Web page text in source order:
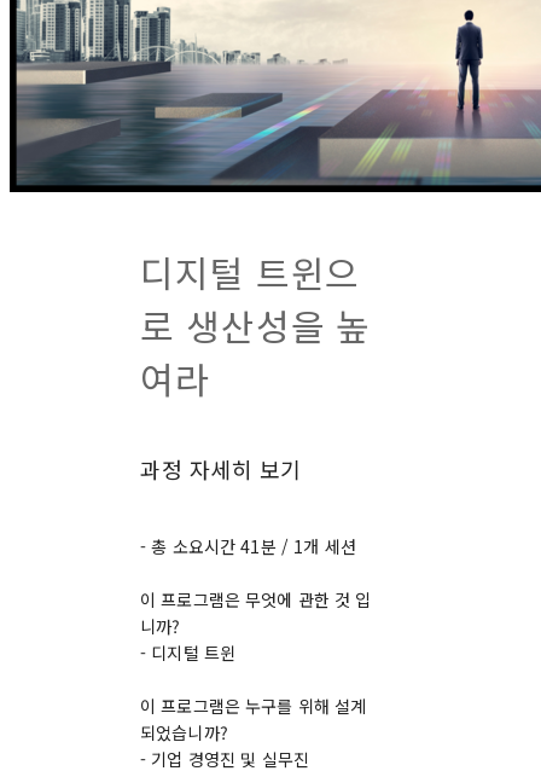
디지털 트윈으
로 생산성을 높
여라
과정 자세히 보기
- 총 소요시간 41분 / 1개 세션
이 프로그램은 무엇에 관한 것 입
니까?
- 디지털 트윈
이 프로그램은 누구를 위해 설계
되었습니까?
- 기업 경영진 및 실무진